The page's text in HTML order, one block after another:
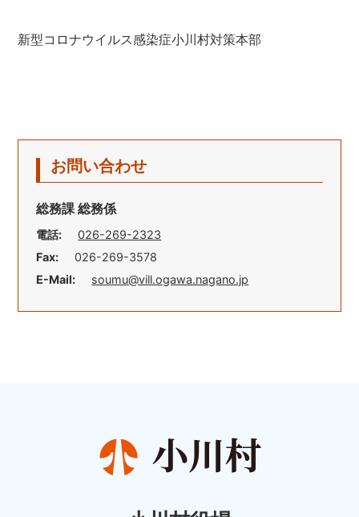
新型コロナウイルス感染症小川村対策本部
お問い合わせ
総務課 総務係
電話:
026-269-2323
Fax:
026-269-3578
E-Mail:
soumu@vill.ogawa.nagano.jp